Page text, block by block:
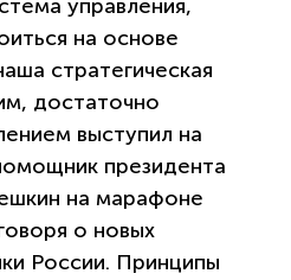
управления,
на основе
стратегическая
достаточно
выступил на
президента
на марафоне
о новых
России. Принципы